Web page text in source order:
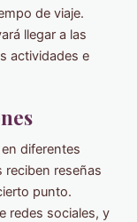
de viaje.
llegar a las
actividades e
diferentes
reciben reseñas
punto.
redes sociales, y